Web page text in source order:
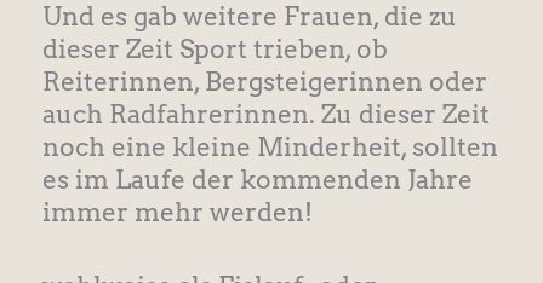
Und es gab weitere Frauen, die zu
dieser Zeit Sport trieben, ob
Reiterinnen, Bergsteigerinnen oder
auch Radfahrerinnen. Zu dieser Zeit
noch eine kleine Minderheit, sollten
es im Laufe der kommenden Jahre
immer mehr werden!